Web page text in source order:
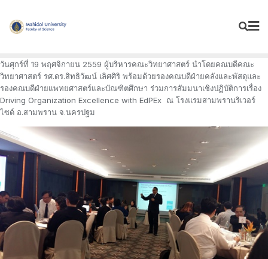
content
วันศุกร์ที่ 19 พฤศจิกายน 2559 ผู้บริหารคณะวิทยาศาสตร์ นำโดยคณบดีคณะ
วิทยาศาสตร์ รศ.ดร.สิทธิวัฒน์ เลิศศิริ พร้อมด้วยรองคณบดีฝ่ายคลังและพัสดุและ
รองคณบดีฝ่ายแพทยศาสตร์และบัณฑิตศึกษา ร่วมการสัมมนาเชิงปฏิบัติการเรื่อง
Driving Organization Excellence with EdPEx ณ โรงแรมสามพรานริเวอร์
ไซด์ อ.สามพราน จ.นครปฐม